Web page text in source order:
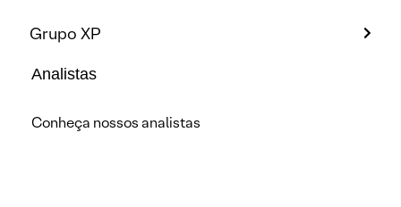
Grupo XP
Analistas
Conheça nossos analistas